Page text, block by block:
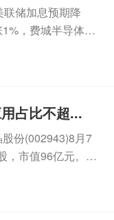
储加息预期降
，费城半导体指
占比不超...
份(002943)8月7
，市值96亿元。8